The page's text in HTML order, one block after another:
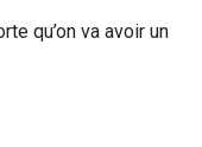
qu’on va avoir un